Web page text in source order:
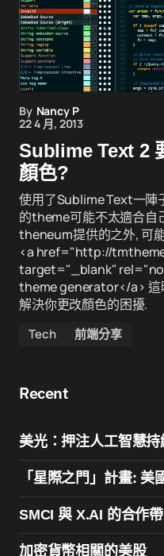
By Nancy P
22 4 月, 2013
Sublime Text 2
顏色?
使用了Sublime Text一陣
的theme可能不太適合自
theneum提供的之外, 可
<a href="http://
target="_blank"
theme generator</a> 這
解決你更改顏色的困擾.
Tech 前端分享
Recent
美光：押注人工智慧
「星際之門」計畫:
SMCI 與 X.AI 的合作
加密貨幣相關的美股